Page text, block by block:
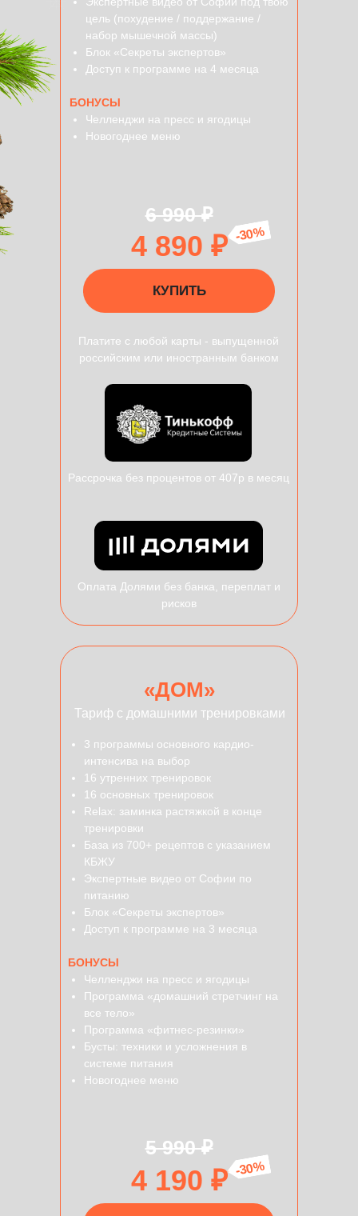
4 890 ₽
4 190 ₽
6 990 ₽
КУПИТЬ
«ДОМ»
Тариф с домашними тренировками
5 990 ₽
цель (похудение / поддержание /
набор мышечной массы)
Блок «Секреты экспертов»
Доступ к программе на 4 месяца
БОНУСЫ
Челленджи на пресс и ягодицы
Новогоднее меню
3 программы основного кардио-
интенсива на выбор
16 утренних тренировок
16 основных тренировок
Relax: заминка растяжкой в конце
тренировки
База из 700+ рецептов с указанием
КБЖУ
Экспертные видео от Софии по
питанию
Блок «Секреты экспертов»
Доступ к программе на 3 месяца
БОНУСЫ
Челленджи на пресс и ягодицы
Программа «домашний стретчинг на
все тело»
Программа «фитнес-резинки»
Бусты: техники и усложнения в
системе питания
Новогоднее меню
Платите с любой карты - выпущенной
российским или иностранным банком
Рассрочка без процентов от 407р в месяц
Оплата Долями без банка, переплат и
рисков
-30%
-30%